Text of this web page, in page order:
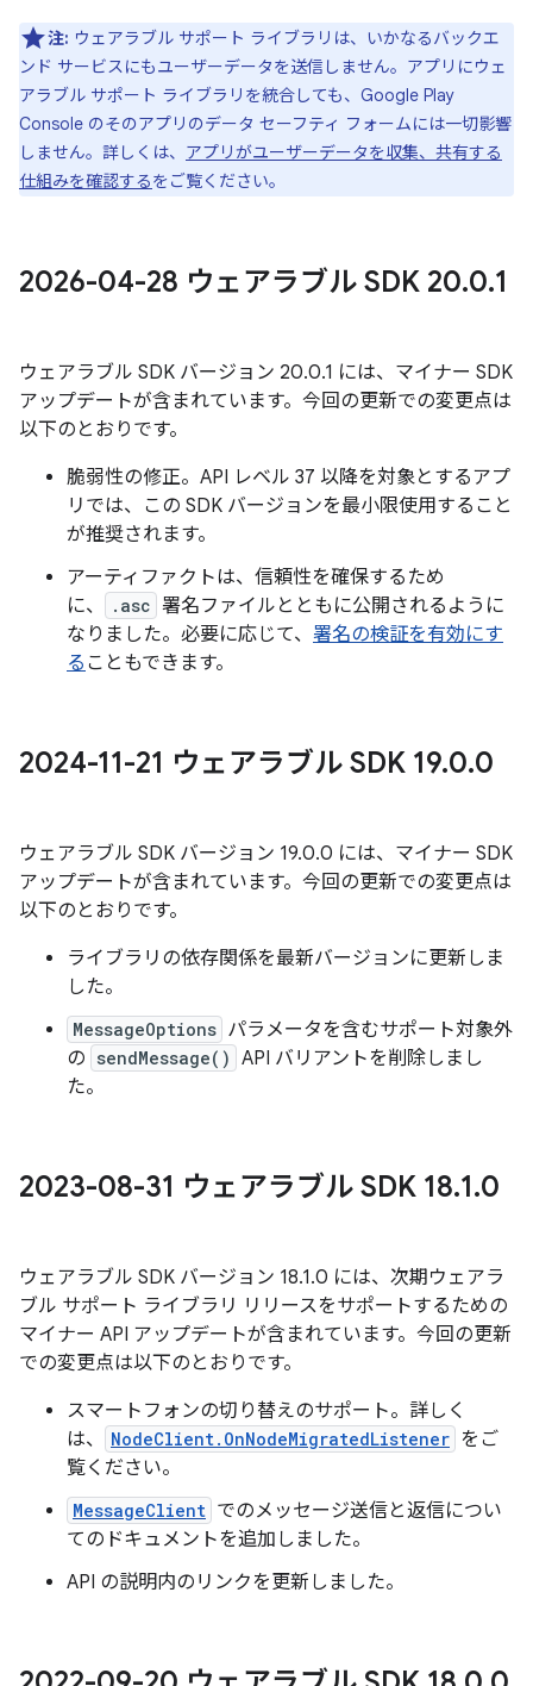
注: ウェアラブル サポート ライブラリは、いかなるバックエ
ンド サービスにもユーザーデータを送信しません。アプリにウェ
アラブル サポート ライブラリを統合しても、Google Play
Console のそのアプリのデータ セーフティ フォームには一切影響
しません。詳しくは、 アプリがユーザーデータを収集、共有する
仕組みを確認するをご覧ください。
2026-04-28 ウェアラブル SDK 20.0.1
ウェアラブル SDK バージョン 20.0.1 には、マイナー SDK
アップデートが含まれています。今回の更新での変更点は
以下のとおりです。
脆弱性の修正。API レベル 37 以降を対象とするアプ
リでは、この SDK バージョンを最小限使用すること
が推奨されます。
アーティファクトは、信頼性を確保するため
に、
.asc 署名ファイルとともに公開されるように
なりました。必要に応じて、 署名の検証を有効にす
る こともできます。
2024-11-21 ウェアラブル SDK 19.0.0
ウェアラブル SDK バージョン 19.0.0 には、マイナー SDK
アップデートが含まれています。今回の更新での変更点は
以下のとおりです。
ライブラリの依存関係を最新バージョンに更新しま
した。
MessageOptions パラメータを含むサポート対象外
の sendMessage() API バリアントを削除しまし
た。
2023-08-31 ウェアラブル SDK 18.1.0
ウェアラブル SDK バージョン 18.1.0 には、次期ウェアラ
ブル サポート ライブラリ リリースをサポートするための
マイナー API アップデートが含まれています。今回の更新
での変更点は以下のとおりです。
スマートフォンの切り替えのサポート。詳しく
は、
NodeClient.OnNodeMigratedListener をご
覧ください。
MessageClient でのメッセージ送信と返信につい
てのドキュメントを追加しました。
API の説明内のリンクを更新しました。